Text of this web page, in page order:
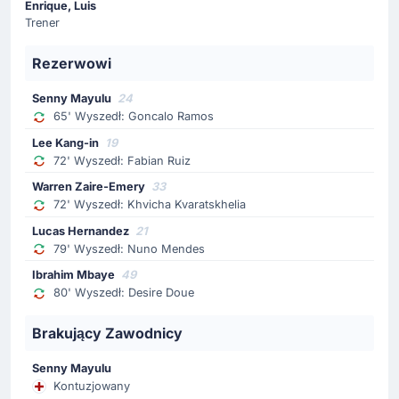
boisko wbiega Warren Zaire Emery (Paris Saint-Germain
72'
Zmiana zawodnika
Fabian Ruiz
Lee Kang-in
Zmiana na boisku - wchodzi Lee Kang-in (Paris Saint-
Germain FC). Murawę opuszcza Fabian Ruiz.
65'
Zmiana zawodnika
Goncalo Ramos
Senny Mayulu
Zmiana. Z boiska schodzi Goncalo Ramos, a wchodzi
Senny Mayulu.
64'
Żółta kartka
Reinildo Mandava
Żółty kartonik ogląda Reinildo Mandava (Atletico
Enrique, Luis
Trener
Rezerwowi
Senny Mayulu 24
65' Wyszedł: Goncalo Ramos
Lee Kang-in 19
72' Wyszedł: Fabian Ruiz
Warren Zaire-Emery 33
72' Wyszedł: Khvicha Kvaratskhelia
Lucas Hernandez 21
79' Wyszedł: Nuno Mendes
Ibrahim Mbaye 49
80' Wyszedł: Desire Doue
Brakujący Zawodnicy
Senny Mayulu
Kontuzjowany